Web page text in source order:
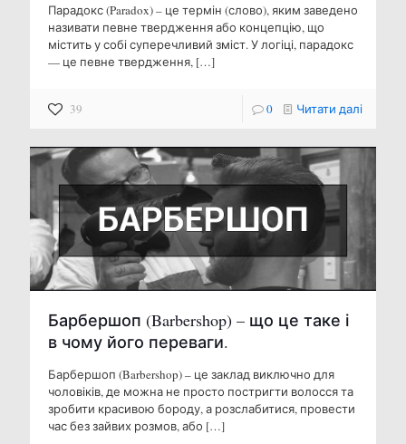
Парадокс (Paradox) – це термін (слово), яким заведено
називати певне твердження або концепцію, що
містить у собі суперечливий зміст. У логіці, парадокс
— це певне твердження, […]
39 0 Читати далі
Барбершоп (Barbershop) – що це таке і
в чому його переваги.
Барбершоп (Barbershop) – це заклад виключно для
чоловіків, де можна не просто постригти волосся та
зробити красивою бороду, а розслабитися, провести
час без зайвих розмов, або […]